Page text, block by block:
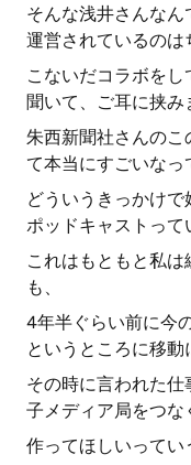
そんな浅井さんな
運営されているのは
こないだコラボを
聞いて、ご耳に挟み
朱西新聞社さんのこ
て本当にすごいなっ
どういうきっかけ
ポッドキャストって
これはもともと私
も、
4年半ぐらい前に今
というところに移動
その時に言われた
子メディア局をつな
作ってほしいってい